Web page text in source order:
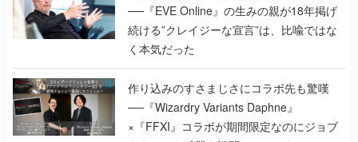
──『EVE Online』の生みの親が18年掲げ
続ける”クレイジーな宣言”は、比喩ではな
く本気だった
作り込みのすさまじさにコラボ先も驚嘆
──『Wizardry Variants Daphne』
×『FFXI』コラボが期間限定なのにジョブ